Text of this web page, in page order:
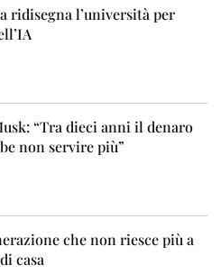
ridisegna l’università per
“Tra dieci anni il denaro
non servire più”
che non riesce più a
casa